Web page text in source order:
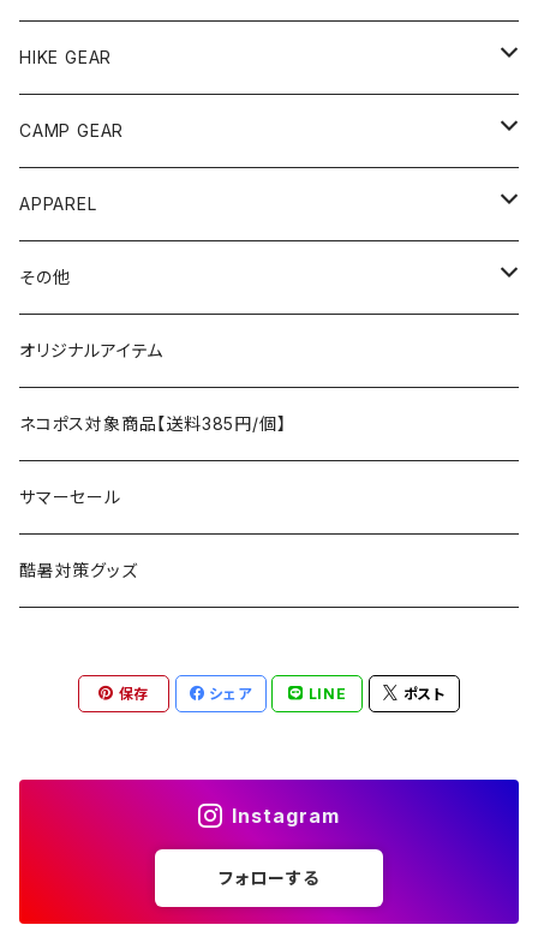
andwander
ANOBA
AO COOLERS
asobito
AS2OV
AXESQUIN
Ballistics
BEDROCK SANDALS
BROOKLYN WORKS
HIKE GEAR
テント、シェルター
バックパック
ポーチ／サコッシュ
ストレージ
パッキングアクセサリー
スリーピングギア
クッキングギア
ヘッドライト／ランタン
アクセサリー
CAMP GEAR
テント、タープ
テント、シェルター
タープ
スリーピングギア
寝袋
マット
アクセサリー
テーブル、チェア
テーブル
チェア
ランタン、ライト
燃料ランタン
LEDライト
焚火台／薪ストーブ
焚火台
七輪、グリル
暖房器具
ガスストーブ
斧、鉈
クッキングギア
バーナー／ストーブ
カトラリー
コンテナ、ギアケース
APPAREL
トップス
ボトムス
アンダーウェア
ハンドウェア
ヘッドギア
フットウェア
アクセサリー
その他
遊び
フィッシング
ラジコン
ケア用品
雑貨
アウトレット
オリジナルアイテム
ネコポス対象商品【送料385円/個】
サマーセール
酷暑対策グッズ
保存 シェア LINE ポスト
Instagram
フォローする